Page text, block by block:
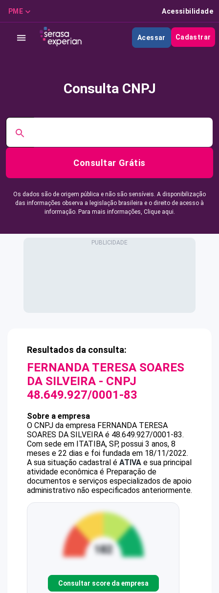
PME Acessibilidade
Acessar Cadastrar
Consulta CNPJ
Consultar Grátis
Os dados são de origem pública e não são sensíveis. A disponibilização
das informações observa a legislação brasileira e o direito de acesso à
informação. Para mais informações, Clique aqui.
Resultados da consulta:
FERNANDA TERESA SOARES
DA SILVEIRA - CNPJ
48.649.927/0001-83
Sobre a empresa
O CNPJ da empresa FERNANDA TERESA
SOARES DA SILVEIRA é 48.649.927/0001-83.
Com sede em ITATIBA, SP, possui 3 anos, 8
meses e 22 dias e foi fundada em 18/11/2022.
A sua situação cadastral é ATIVA e sua principal
atividade econômica é Preparação de
documentos e serviços especializados de apoio
administrativo não especificados anteriormente.
Consultar score da empresa